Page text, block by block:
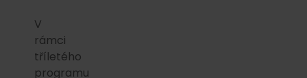
V
rámci
tříletého
programu